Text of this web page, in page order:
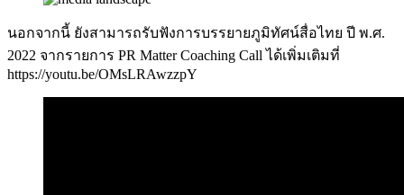
นอกจากนี้ ยังสามารถรับฟังการบรรยายภูมิทัศน์สื่อไทย ปี พ.ศ.
2022 จากรายการ PR Matter Coaching Call ได้เพิ่มเติมที่
https://youtu.be/OMsLRAwzzpY